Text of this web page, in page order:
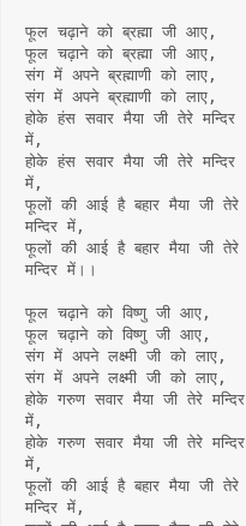
फूल चढ़ाने को ब्रह्मा जी आए,
फूल चढ़ाने को ब्रह्मा जी आए,
संग में अपने ब्रह्माणी को लाए,
संग में अपने ब्रह्माणी को लाए,
होके हंस सवार मैया जी तेरे मन्दिर
में,
होके हंस सवार मैया जी तेरे मन्दिर
में,
फूलों की आई है बहार मैया जी तेरे
मन्दिर में,
फूलों की आई है बहार मैया जी तेरे
मन्दिर में।।
फूल चढ़ाने को विष्णु जी आए,
फूल चढ़ाने को विष्णु जी आए,
संग में अपने लक्ष्मी जी को लाए,
संग में अपने लक्ष्मी जी को लाए,
होके गरुण सवार मैया जी तेरे मन्दिर
में,
होके गरुण सवार मैया जी तेरे मन्दिर
में,
फूलों की आई है बहार मैया जी तेरे
मन्दिर में,